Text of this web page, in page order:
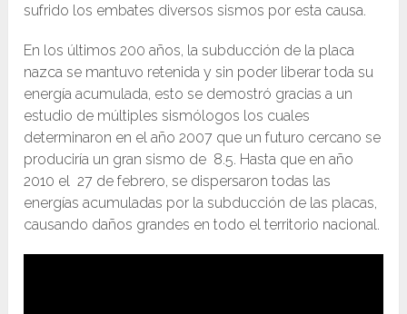
sufrido los embates diversos sismos por esta causa.
En los últimos 200 años, la subducción de la placa
nazca se mantuvo retenida y sin poder liberar toda su
energía acumulada, esto se demostró gracias a un
estudio de múltiples sismólogos los cuales
determinaron en el año 2007 que un futuro cercano se
produciría un gran sismo de 8.5. Hasta que en año
2010 el 27 de febrero, se dispersaron todas las
energías acumuladas por la subducción de las placas,
causando daños grandes en todo el territorio nacional.